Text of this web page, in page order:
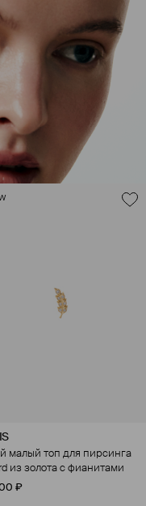
так и ювелирные
трендам, а
выражает себя, но
малый топ для пирсинга
из золота с фианитами
₽